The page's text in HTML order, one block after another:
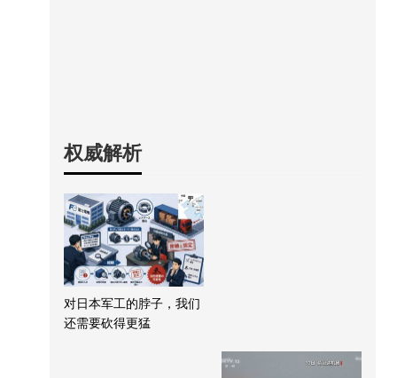
权威解析
对日本军工的脖子，我们
还需要砍得更猛